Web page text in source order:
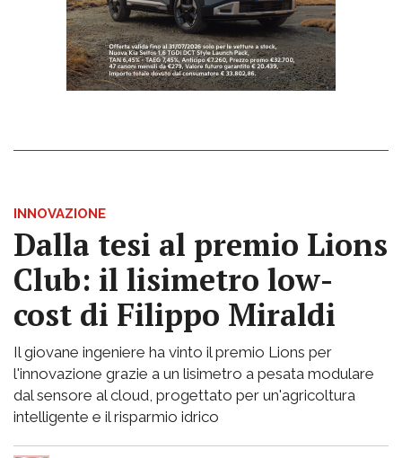
INNOVAZIONE
Dalla tesi al premio Lions
Club: il lisimetro low-
cost di Filippo Miraldi
Il giovane ingeniere ha vinto il premio Lions per
l'innovazione grazie a un lisimetro a pesata modulare
dal sensore al cloud, progettato per un'agricoltura
intelligente e il risparmio idrico